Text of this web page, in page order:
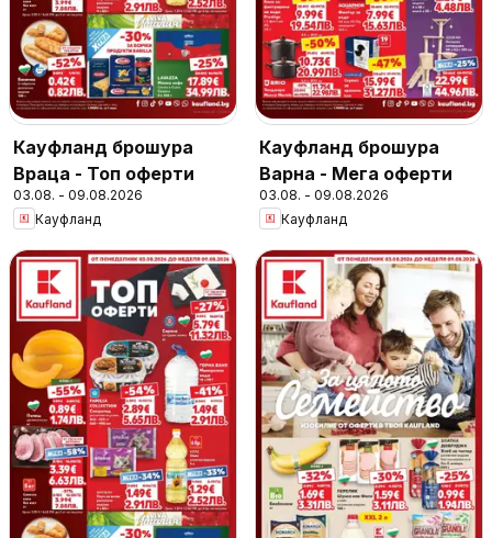
Кауфланд брошура
Враца - Топ оферти
03.08. - 09.08.2026
Кауфланд
Кауфланд брошура
Варна - Мега оферти
03.08. - 09.08.2026
Кауфланд